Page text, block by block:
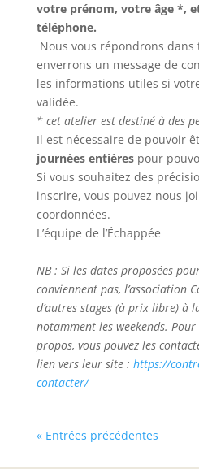
votre prénom, votre âge *,
téléphone.
Nous vous répondrons dans
enverrons un message de
les informations utiles si
validée.
* cet atelier est destiné à des
Il est nécessaire de pouvoir
journées entièrespour
Si vous souhaitez des
inscrire, vous pouvez nous
coordonnées.
L’équipe de l’Échappée
NB : Si les dates proposées
conviennent pas, l’association
d’autres stages (à prix libre) à
notamment les weekends.
propos, vous pouvez les
lien vers leur site : https://
contacter/
« Entrées précédentes